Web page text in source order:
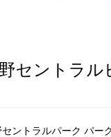
セントラ
ントラルパーク パー